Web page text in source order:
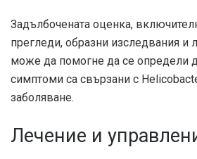
Задълбочената оценка,
прегледи, образни изследвания и
може да помогне да се определи
симптоми са свързани с
заболяване.
Лечение и